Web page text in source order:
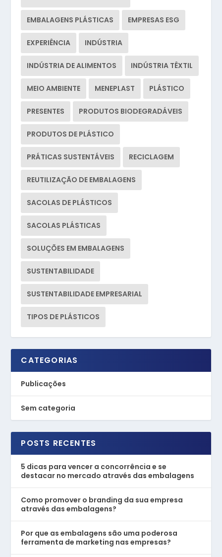
EMBALAGENS PLÁSTICAS EMPRESAS ESG
EXPERIÊNCIA INDÚSTRIA
INDÚSTRIA DE ALIMENTOS INDÚSTRIA TÊXTIL
MEIO AMBIENTE MENEPLAST PLÁSTICO
PRESENTES PRODUTOS BIODEGRADÁVEIS
PRODUTOS DE PLÁSTICO
PRÁTICAS SUSTENTÁVEIS RECICLAGEM
REUTILIZAÇÃO DE EMBALAGENS
SACOLAS DE PLÁSTICOS
SACOLAS PLÁSTICAS
SOLUÇÕES EM EMBALAGENS
SUSTENTABILIDADE
SUSTENTABILIDADE EMPRESARIAL
TIPOS DE PLÁSTICOS
CATEGORIAS
Publicações
Sem categoria
POSTS RECENTES
5 dicas para vencer a concorrência e se
destacar no mercado através das embalagens
Como promover o branding da sua empresa
através das embalagens?
Por que as embalagens são uma poderosa
ferramenta de marketing nas empresas?